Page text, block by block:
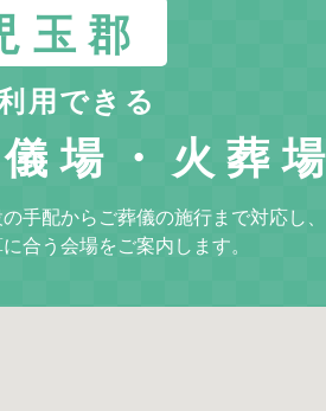
玉郡
用できる
場・火葬
手配からご葬儀の施行まで対応し、
合う会場をご案内します。